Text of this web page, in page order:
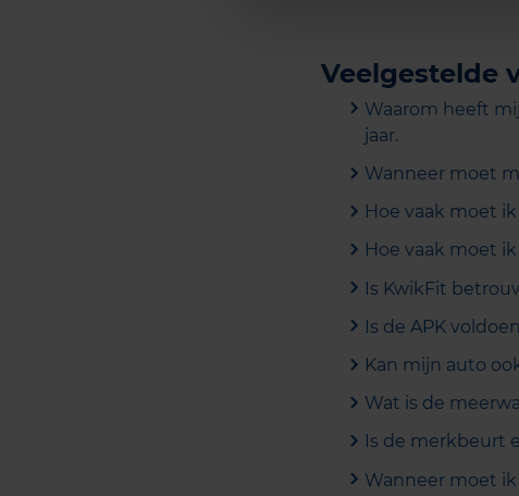
Veelgestelde
Waarom heeft
jaar.
Wanneer moet
Hoe vaak moet
Hoe vaak moet
Is KwikFit
Is de APK
Kan mijn auto
Wat is de
Is de merkbeurt
Wanneer moet